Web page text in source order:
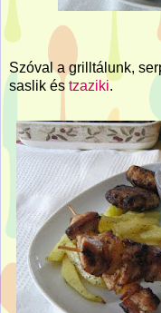
Szóval a grilltálunk,
saslik és tzaziki.